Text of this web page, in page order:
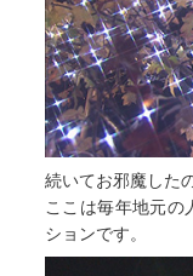
続いてお邪魔した
ここは毎年地元の
ションです。